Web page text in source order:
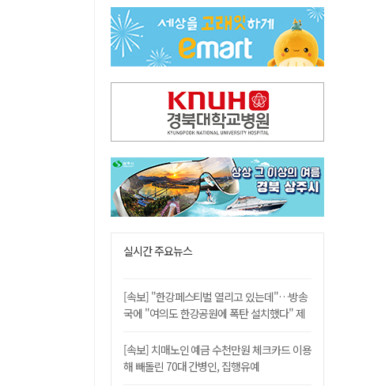
경북 칠곡시니어클럽 커피앤솝 사업단…자개소품 만들기 문화체험 운영
"아버지 외출한 사이"…흉기로 40대母 살해한 고교 자퇴생, 구속 기로에
신축 줄고 리모델링 뜨자…건설업계, 로봇·모듈러로 방향 튼다
실시간 주요뉴스
[속보] "한강페스티벌 열리고 있는데"…방송
국에 "여의도 한강공원에 폭탄 설치했다" 제
[속보] 치매노인 예금 수천만원 체크카드 이용
해 빼돌린 70대 간병인, 집행유예